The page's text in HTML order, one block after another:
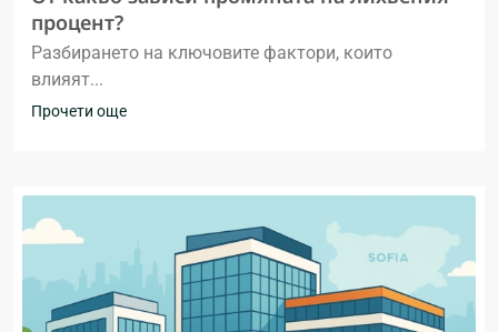
процент?
Разбирането на ключовите фактори, които
влияят...
Прочети още